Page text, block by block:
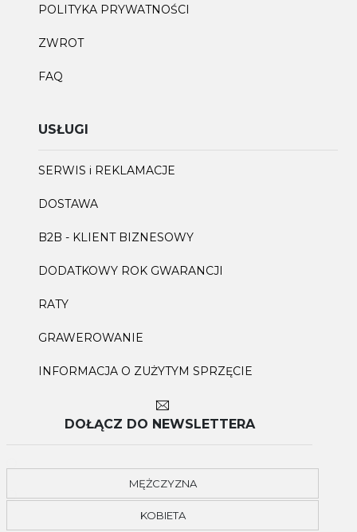
POLITYKA PRYWATNOŚCI
ZWROT
FAQ
USŁUGI
SERWIS i REKLAMACJE
DOSTAWA
B2B - KLIENT BIZNESOWY
DODATKOWY ROK GWARANCJI
RATY
GRAWEROWANIE
INFORMACJA O ZUŻYTYM SPRZĘCIE
DOŁĄCZ DO NEWSLETTERA
MĘŻCZYZNA
KOBIETA